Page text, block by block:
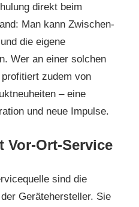
direkt beim
Man kann Zwischen-
die eigene
Wer an einer solchen
zudem von
– eine
und neue Impulse.
Vor-Ort-Service
sind die
Gerätehersteller. Sie